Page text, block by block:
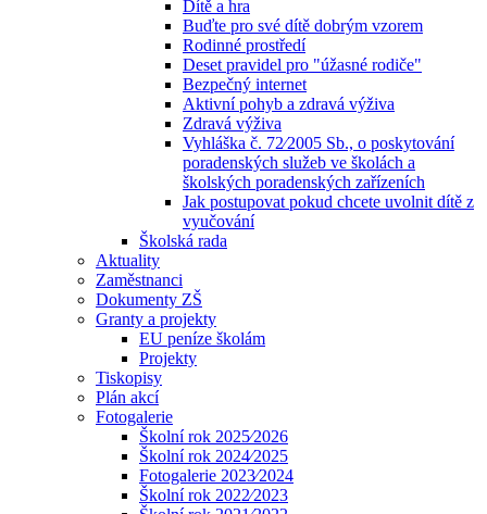
Dítě a hra
Buďte pro své dítě dobrým vzorem
Rodinné prostředí
Deset pravidel pro "úžasné rodiče"
Bezpečný internet
Aktivní pohyb a zdravá výživa
Zdravá výživa
Vyhláška č. 72⁄2005 Sb., o poskytování
poradenských služeb ve školách a
školských poradenských zařízeních
Jak postupovat pokud chcete uvolnit dítě z
vyučování
Školská rada
Aktuality
Zaměstnanci
Dokumenty ZŠ
Granty a projekty
EU peníze školám
Projekty
Tiskopisy
Plán akcí
Fotogalerie
Školní rok 2025⁄2026
Školní rok 2024⁄2025
Fotogalerie 2023⁄2024
Školní rok 2022⁄2023